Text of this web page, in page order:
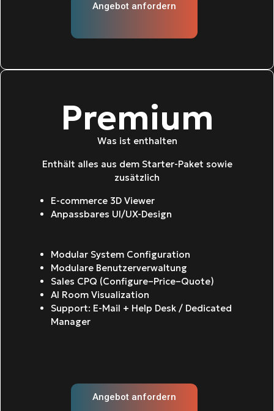
Angebot anfordern
Premium
Was ist enthalten
Enthält alles aus dem Starter-Paket sowie
zusätzlich
E-commerce 3D Viewer
Anpassbares UI/UX-Design
Modular System Configuration
Modulare Benutzerverwaltung
Sales CPQ (Configure–Price–Quote)
AI Room Visualization
Support: E-Mail + Help Desk / Dedicated
Manager
Angebot anfordern